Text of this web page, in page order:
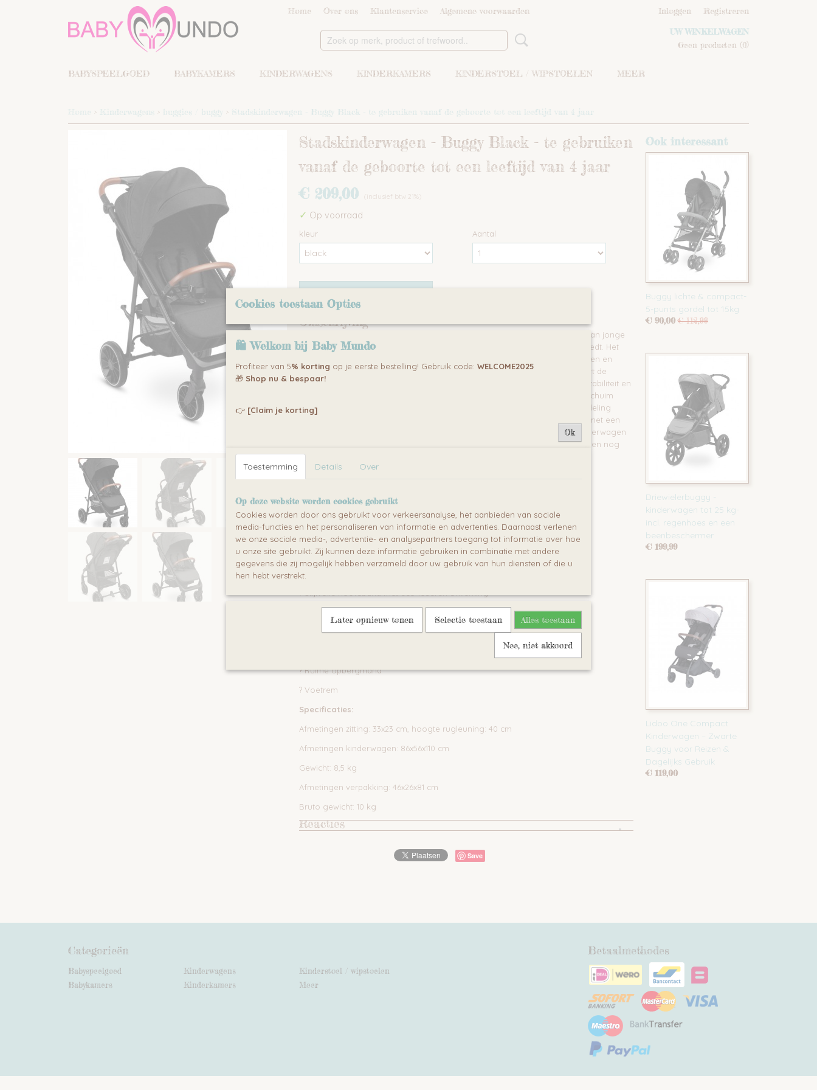
Home Over ons Klantenservice Algemene voorwaarden Inloggen Registreren
UW WINKELWAGEN
Geen producten (0)
BABYSPEELGOED BABYKAMERS KINDERWAGENS KINDERKAMERS KINDERSTOEL / WIPSTOELEN MEER
Home > Kinderwagens > buggies / buggy > Stadskinderwagen - Buggy Black - te gebruiken vanaf de geboorte tot een leeftijd van 4 jaar
Stadskinderwagen - Buggy Black - te gebruiken
vanaf de geboorte tot een leeftijd van 4 jaar
€ 209,00 (inclusief btw 21%)
✓ Op voorraad
kleur Aantal
Omschrijving
van Caretero is een kinderwagen die voldoet aan de verwachtingen van jonge
ouders en een ongeëvenaarde combinatie van functionaliteit en comfort biedt. Het
grootste voordeel is dat het gemakkelijk op te vouwen is, waardoor opbergen en
vervoeren kinderspel wordt. De solide en lichtgewicht constructie garandeert de
veiligheid van de baby tijdens wandelingen. Geveerde wielen zorgen voor stabiliteit en
comfort, zelfs op oneffen terrein. Banden gemaakt van hoogwaardig EVA-schuim
maken het voor ouders mogelijk om te genieten van een aangename wandeling
zonder zich zorgen te hoeven maken over beschadiging. Daarnaast kun je met een
ruime mand onder de zitting en een ruim vak aan de achterkant van de kinderwagen
alle benodigde accessoires en aankopen opbergen, wat de Elma kinderwagen nog
comfortabeler en functioneler maakt.
? Eenvoudig opvouwen
? Eenvoudige kantelverstelling van de rugleuning
? 5-punts veiligheidsgordels met zachte kussentjes
? Verstelbare voetensteun
? Wordt geleverd met een regenhoes en een babybeenbeschermer
? Ruime opbergmand
? Voetrem
Specificaties:
Afmetingen zitting: 33x23 cm, hoogte rugleuning: 40 cm
Afmetingen kinderwagen: 86x56x110 cm
Gewicht: 8,5 kg
Afmetingen verpakking: 46x26x81 cm
Bruto gewicht: 10 kg
Reacties
Save
Ook interessant
Buggy lichte & compact-
5-punts gordel tot 15kg
€ 90,00 € 112,99
Driewielerbuggy -
kinderwagen tot 25 kg-
incl. regenhoes en een
beenbeschermer
€ 199,99
Lidoo One Compact
Kinderwagen – Zwarte
Buggy voor Reizen &
Dagelijks Gebruik
€ 119,00
Categorieën
Babyspeelgoed
Babykamers
Kinderwagens
Kinderkamers
Kinderstoel / wipstoelen
Meer
Betaalmethodes
Cookies toestaan Opties
🛍 Welkom bij Baby Mundo
Profiteer van 5% korting op je eerste bestelling! Gebruik code: WELCOME2025
🎁 Shop nu & bespaar!
👉 [Claim je korting]
Ok
Toestemming Details Over
Op deze website worden cookies gebruikt
Cookies worden door ons gebruikt voor verkeersanalyse, het aanbieden van sociale
media-functies en het personaliseren van informatie en advertenties. Daarnaast verlenen
we onze sociale media-, advertentie- en analysepartners toegang tot informatie over hoe
u onze site gebruikt. Zij kunnen deze informatie gebruiken in combinatie met andere
gegevens die zij mogelijk hebben verzameld door uw gebruik van hun diensten of die u
hen hebt verstrekt.
Later opnieuw tonen Selectie toestaan Alles toestaan
Nee, niet akkoord